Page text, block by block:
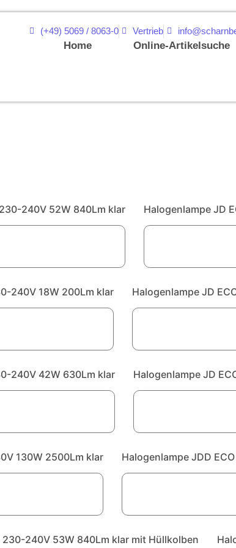
(+49) 5069 / 8063-0 Vertrieb
Home Online-Artikelsuche
240V 52W 840Lm klar Halogenlampe JD
240V 18W 200Lm klar Halogenlampe JD
240V 42W 630Lm klar Halogenlampe JD
130W 2500Lm klar Halogenlampe JDD
240V 53W 840Lm klar mit Hüllkolben